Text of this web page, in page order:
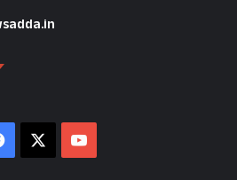
Facebook YouTube